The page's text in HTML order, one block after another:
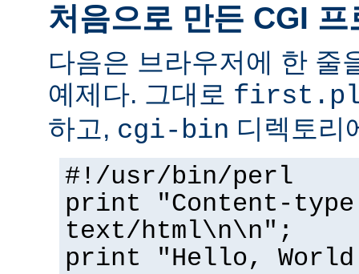
처음으로 만든 CGI 프
다음은 브라우저에 한 줄
예제다. 그대로
하고, cgi-bin 디렉토리
#!/usr/bin/perl
print "Content-
text/html\n\n";
print "Hello,